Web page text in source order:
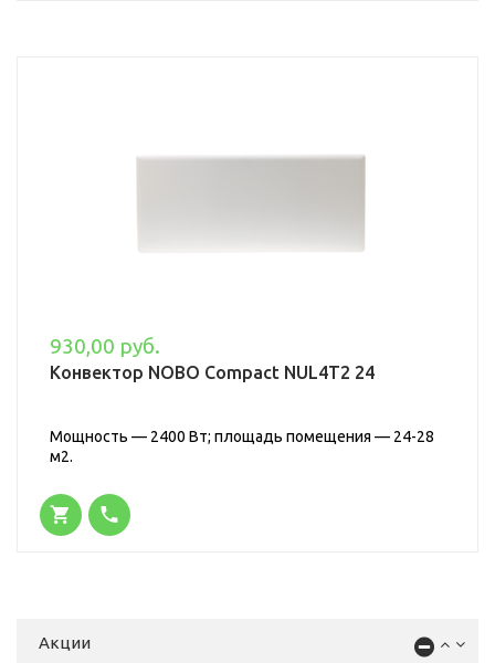
930,00 руб.
Конвектор NOBO Compact NUL4T2 24
Мощность — 2400 Вт; площадь помещения — 24-28
м2.
Акции